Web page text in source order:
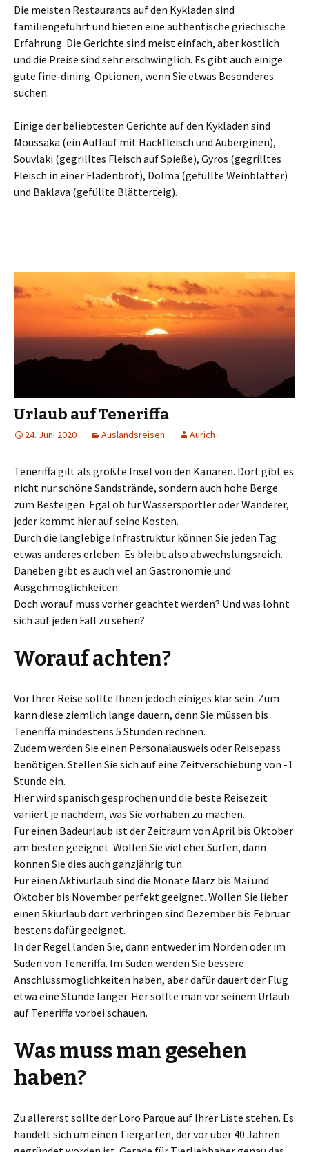
Die meisten Restaurants auf den Kykladen sind
familiengeführt und bieten eine authentische griechische
Erfahrung. Die Gerichte sind meist einfach, aber köstlich
und die Preise sind sehr erschwinglich. Es gibt auch einige
gute fine-dining-Optionen, wenn Sie etwas Besonderes
suchen.
Einige der beliebtesten Gerichte auf den Kykladen sind
Moussaka (ein Auflauf mit Hackfleisch und Auberginen),
Souvlaki (gegrilltes Fleisch auf Spieße), Gyros (gegrilltes
Fleisch in einer Fladenbrot), Dolma (gefüllte Weinblätter)
und Baklava (gefüllte Blätterteig).
Urlaub auf Teneriffa
24. Juni 2020 Auslandsreisen Aurich
Teneriffa gilt als größte Insel von den Kanaren. Dort gibt es
nicht nur schöne Sandstrände, sondern auch hohe Berge
zum Besteigen. Egal ob für Wassersportler oder Wanderer,
jeder kommt hier auf seine Kosten.
Durch die langlebige Infrastruktur können Sie jeden Tag
etwas anderes erleben. Es bleibt also abwechslungsreich.
Daneben gibt es auch viel an Gastronomie und
Ausgehmöglichkeiten.
Doch worauf muss vorher geachtet werden? Und was lohnt
sich auf jeden Fall zu sehen?
Worauf achten?
Vor Ihrer Reise sollte Ihnen jedoch einiges klar sein. Zum
kann diese ziemlich lange dauern, denn Sie müssen bis
Teneriffa mindestens 5 Stunden rechnen.
Zudem werden Sie einen Personalausweis oder Reisepass
benötigen. Stellen Sie sich auf eine Zeitverschiebung von -1
Stunde ein.
Hier wird spanisch gesprochen und die beste Reisezeit
variiert je nachdem, was Sie vorhaben zu machen.
Für einen Badeurlaub ist der Zeitraum von April bis Oktober
am besten geeignet. Wollen Sie viel eher Surfen, dann
können Sie dies auch ganzjährig tun.
Für einen Aktivurlaub sind die Monate März bis Mai und
Oktober bis November perfekt geeignet. Wollen Sie lieber
einen Skiurlaub dort verbringen sind Dezember bis Februar
bestens dafür geeignet.
In der Regel landen Sie, dann entweder im Norden oder im
Süden von Teneriffa. Im Süden werden Sie bessere
Anschlussmöglichkeiten haben, aber dafür dauert der Flug
etwa eine Stunde länger. Her sollte man vor seinem Urlaub
auf Teneriffa vorbei schauen.
Was muss man gesehen
haben?
Zu allererst sollte der Loro Parque auf Ihrer Liste stehen. Es
handelt sich um einen Tiergarten, der vor über 40 Jahren